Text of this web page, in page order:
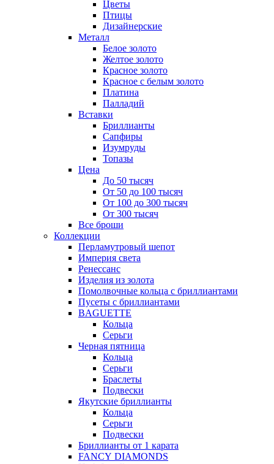
Цветы
Птицы
Дизайнерские
Металл
Белое золото
Желтое золото
Красное золото
Красное с белым золото
Платина
Палладий
Вставки
Бриллианты
Сапфиры
Изумруды
Топазы
Цена
До 50 тысяч
От 50 до 100 тысяч
От 100 до 300 тысяч
От 300 тысяч
Все броши
Коллекции
Перламутровый шепот
Империя света
Ренессанс
Изделия из золота
Помолвочные кольца с бриллиантами
Пусеты с бриллиантами
BAGUETTE
Кольца
Серьги
Черная пятница
Кольца
Серьги
Браслеты
Подвески
Якутские бриллианты
Кольца
Серьги
Подвески
Бриллианты от 1 карата
FANCY DIAMONDS